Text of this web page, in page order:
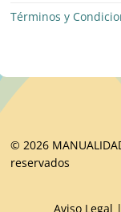
Términos y
© 2026
reservados
Aviso Legal |